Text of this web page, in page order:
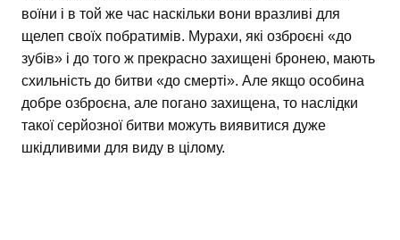
воїни і в той же час наскільки вони вразливі для
щелеп своїх побратимів. Мурахи, які озброєні «до
зубів» і до того ж прекрасно захищені бронею, мають
схильність до битви «до смерті». Але якщо особина
добре озброєна, але погано захищена, то наслідки
такої серйозної битви можуть виявитися дуже
шкідливими для виду в цілому.